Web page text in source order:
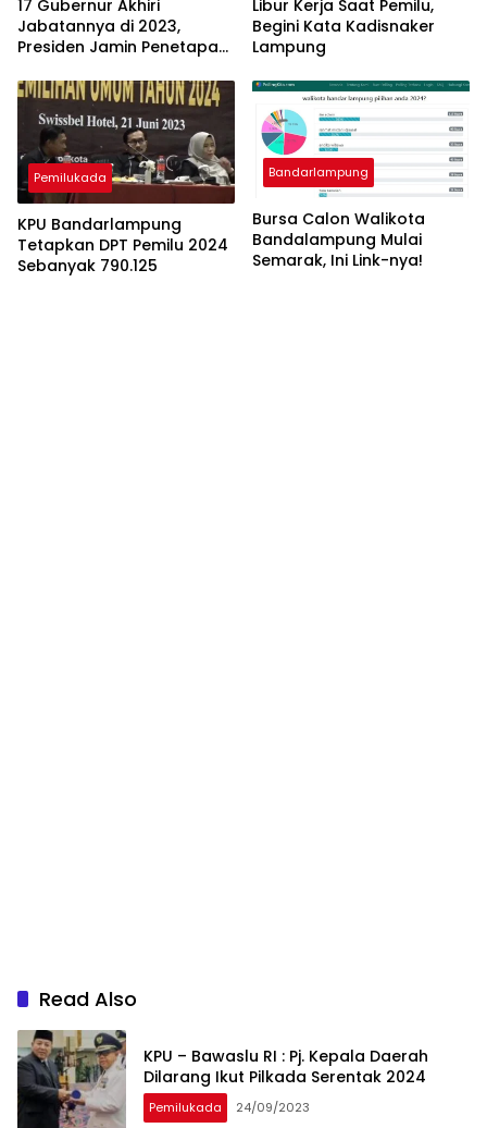
17 Gubernur Akhiri
Jabatannya di 2023,
Presiden Jamin Penetapan
Secara Transparan
Libur Kerja Saat Pemilu,
Begini Kata Kadisnaker
Lampung
Pemilukada
KPU Bandarlampung
Tetapkan DPT Pemilu 2024
Sebanyak 790.125
Bandarlampung
Bursa Calon Walikota
Bandalampung Mulai
Semarak, Ini Link-nya!
Read Also
KPU – Bawaslu RI : Pj. Kepala Daerah
Dilarang Ikut Pilkada Serentak 2024
Pemilukada 24/09/2023